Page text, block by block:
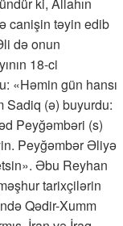
canişin təyin edib
də onun
18-ci
«Həmin gün hansı
Sadiq (ə) buyurdu:
Peyğəmbəri (s)
Peyğəmbər Əliyə
Əbu Reyhan
tarixçilərin
Qədir-Xumm